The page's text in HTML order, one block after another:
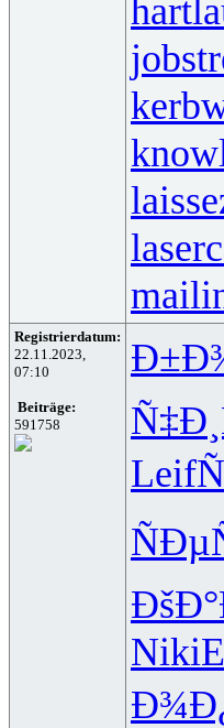
Registrierdatum:
22.11.2023,
07:10
Beiträge:
591758
Leif
Niki